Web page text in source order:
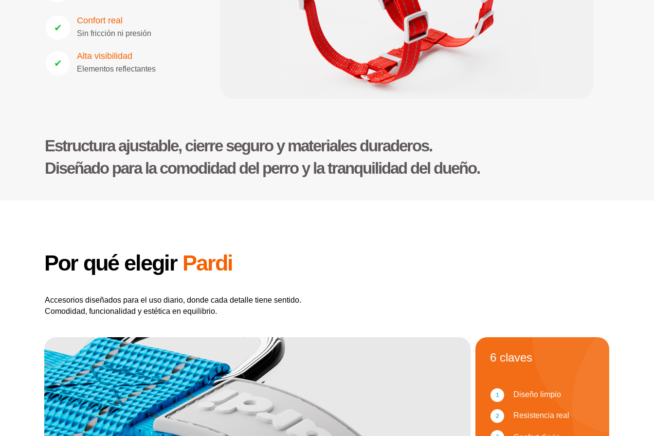
Sin fricción ni presión
Confort real
Elementos reflectantes
Alta visibilidad
Estructura ajustable, cierre seguro y materiales duraderos.
Diseñado para la comodidad del perro y la tranquilidad del dueño.
✔
✔
Diseño limpio
1
6 claves
Resistencia real
2
Por qué elegir Pardi
Accesorios diseñados para el uso diario, donde cada detalle tiene sentido.
Comodidad, funcionalidad y estética en equilibrio.